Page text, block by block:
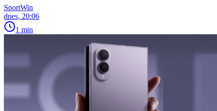
SportWin
dnes, 20:06
1 min